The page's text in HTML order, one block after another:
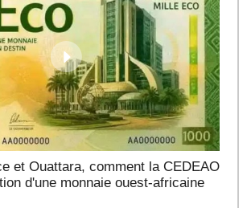
et Ouattara, comment la CEDEAO
d'une monnaie ouest-africaine